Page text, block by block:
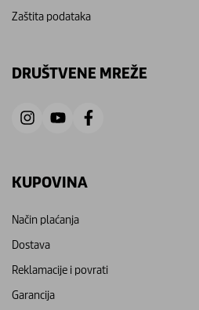
Zaštita podataka
DRUŠTVENE MREŽE
KUPOVINA
Način plaćanja
Dostava
Reklamacije i povrati
Garancija